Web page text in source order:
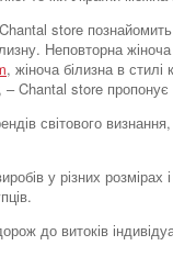
Chantal store
Неповторна жіноча
, жіноча білизна в стилі
– Chantal store
світового
у різних розмірах
до витоків